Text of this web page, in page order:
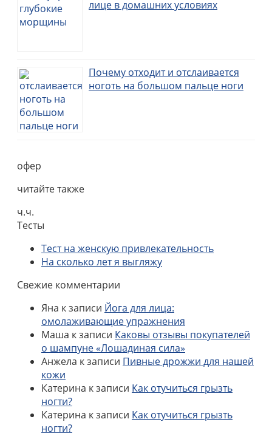
лице в домашних условиях
Почему отходит и отслаивается
ноготь на большом пальце ноги
офер
читайте также
ч.ч.
Тесты
Тест на женскую привлекательность
На сколько лет я выгляжу
Свежие комментарии
Яна к записи Йога для лица:
омолаживающие упражнения
Маша к записи Каковы отзывы покупателей
о шампуне «Лошадиная сила»
Анжела к записи Пивные дрожжи для нашей
кожи
Катерина к записи Как отучиться грызть
ногти?
Катерина к записи Как отучиться грызть
ногти?